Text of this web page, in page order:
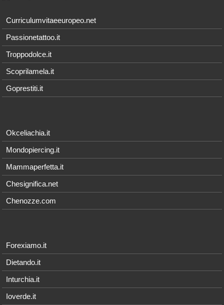
Curriculumvitaeeuropeo.net
Passionetattoo.it
Troppodolce.it
Scoprilamela.it
Goprestiti.it
Okceliachia.it
Mondopiercing.it
Mammaperfetta.it
Chesignifica.net
Chenozze.com
Forexiamo.it
Dietando.it
Inturchia.it
Ioverde.it